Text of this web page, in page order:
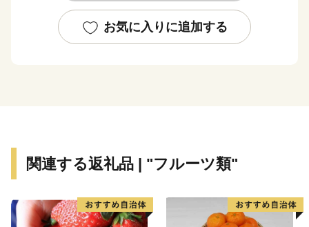
皆さんの心にいつまでも残るふるさと赤磐市"への思
い。その思いを 赤磐ふるさと応援寄附金によってかた
お気に入りに追加する
関連する返礼品 | "フルーツ類"